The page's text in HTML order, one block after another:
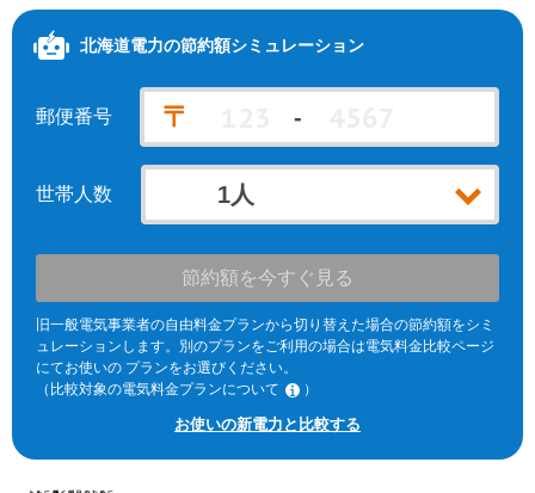
北海道電力の節約額シミュレーション
郵便番号 〒 -
世帯人数
節約額を今すぐ見る
旧一般電気事業者の自由料金プランから切り替えた場合の節約額をシミ
ュレーションします。別のプランをご利用の場合は電気料金比較ページ
にてお使いの プランをお選びください。
（比較対象の電気料金プランについて
）
※北海道電力エリア「エネとくポイントプラン」「従量電灯C」、東北
電力エリア「よりそう+ｅねっとバリュー」「よりそう＋ファミリーバ
リュー」(kVA契約)、東京電力エリア「スタンダードS」「スタンダード
お使いの新電力と比較する